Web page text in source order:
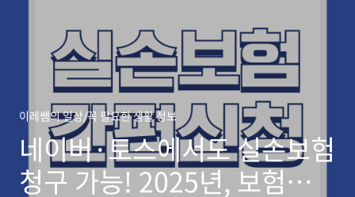
이레쌤의 일상/꼭 필요한 생활 정보
네이버·토스에서도 실손보험
청구 가능! 2025년, 보험금